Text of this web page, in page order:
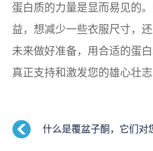
蛋白质的力量是显而易见的
益，想减少一些衣服尺寸，
未来做好准备，用合适的蛋
真正支持和激发您的雄心壮志
什么是覆盆子酮，它们对